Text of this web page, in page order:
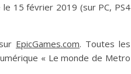
15 février 2019 (sur PC, PS4
EpicGames.com. Toutes les
« Le monde de Metro